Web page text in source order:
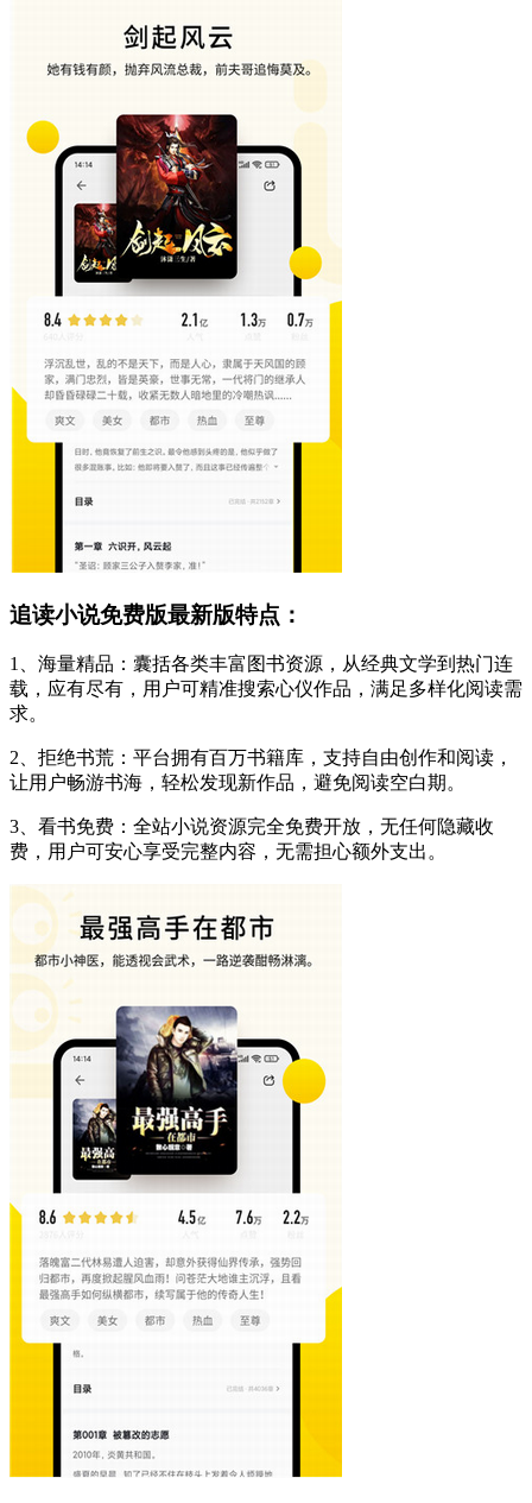
追读小说免费版最新版特点：
1、海量精品：囊括各类丰富图书资源，从经典文学到热门连
载，应有尽有，用户可精准搜索心仪作品，满足多样化阅读需
求。
2、拒绝书荒：平台拥有百万书籍库，支持自由创作和阅读，
让用户畅游书海，轻松发现新作品，避免阅读空白期。
3、看书免费：全站小说资源完全免费开放，无任何隐藏收
费，用户可安心享受完整内容，无需担心额外支出。